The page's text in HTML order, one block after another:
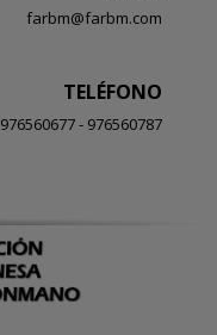
farbm@farbm.com
TELÉFONO
976560677 - 976560787